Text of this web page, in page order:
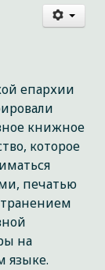
епархии
книжное
которое
печатью
на
языке.